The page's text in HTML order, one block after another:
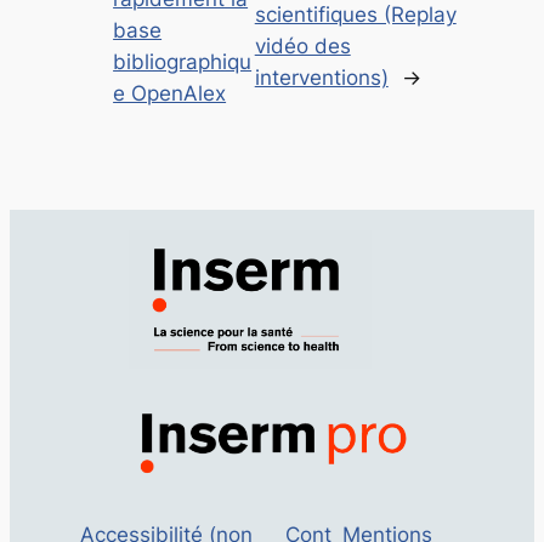
base
bibliographiqu
e OpenAlex
scientifiques (Replay
vidéo des
interventions)
→
Accessibilité (non Cont Mentions